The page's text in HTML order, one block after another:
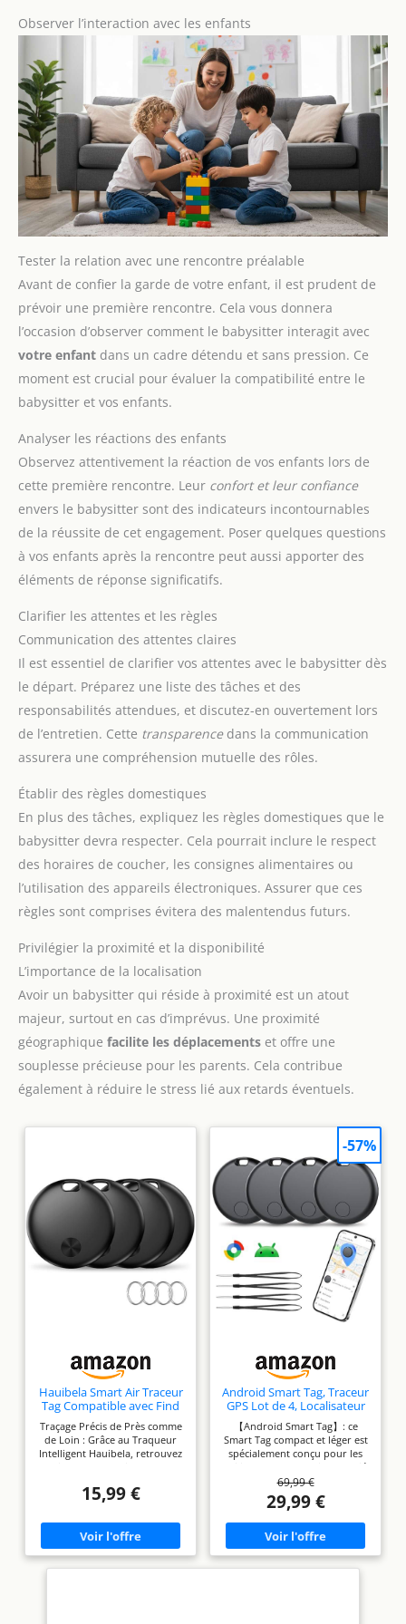
Observer l’interaction avec les enfants
Tester la relation avec une rencontre préalable
Avant de confier la garde de votre enfant, il est prudent de
prévoir une première rencontre. Cela vous donnera
l’occasion d’observer comment le babysitter interagit avec
votre enfant dans un cadre détendu et sans pression. Ce
moment est crucial pour évaluer la compatibilité entre le
babysitter et vos enfants.
Analyser les réactions des enfants
Observez attentivement la réaction de vos enfants lors de
cette première rencontre. Leur confort et leur confiance
envers le babysitter sont des indicateurs incontournables
de la réussite de cet engagement. Poser quelques questions
à vos enfants après la rencontre peut aussi apporter des
éléments de réponse significatifs.
Clarifier les attentes et les règles
Communication des attentes claires
Il est essentiel de clarifier vos attentes avec le babysitter dès
le départ. Préparez une liste des tâches et des
responsabilités attendues, et discutez-en ouvertement lors
de l’entretien. Cette transparencedans la communication
assurera une compréhension mutuelle des rôles.
Établir des règles domestiques
En plus des tâches, expliquez les règles domestiques que le
babysitter devra respecter. Cela pourrait inclure le respect
des horaires de coucher, les consignes alimentaires ou
l’utilisation des appareils électroniques. Assurer que ces
règles sont comprises évitera des malentendus futurs.
Privilégier la proximité et la disponibilité
L’importance de la localisation
Avoir un babysitter qui réside à proximité est un atout
majeur, surtout en cas d’imprévus. Une proximité
géographique facilite les déplacements et offre une
souplesse précieuse pour les parents. Cela contribue
également à réduire le stress lié aux retards éventuels.
Hauibela Smart Air Traceur
Tag Compatible avec Find
My APP(iOS Uniquement)
Traçage Précis de Près comme
de Loin : Grâce au Traqueur
Intelligent Hauibela, retrouvez
Bluetooth allant jusqu’à 50
intégré (80-100 dB) pour
localiser votre objet grâce à un
signal sonore puissant. Si
l’objet est hors de portée, le
15,99 €
Android Smart Tag, Traceur
GPS Lot de 4, Localisateur
D’Objets Bluetooth
【Android Smart Tag】: ce
Smart Tag compact et léger est
spécialement conçu pour les
utilisateurs d'Android. Associé
à l'application Google Find
Hub, il permet de localiser
facilement vos effets
personnels. Idéal pour
localiser votre voiture, vos
clés, votre portefeuille et vos
bagages. 【Mode Perdu et
69,99 €
29,99 €
-57%